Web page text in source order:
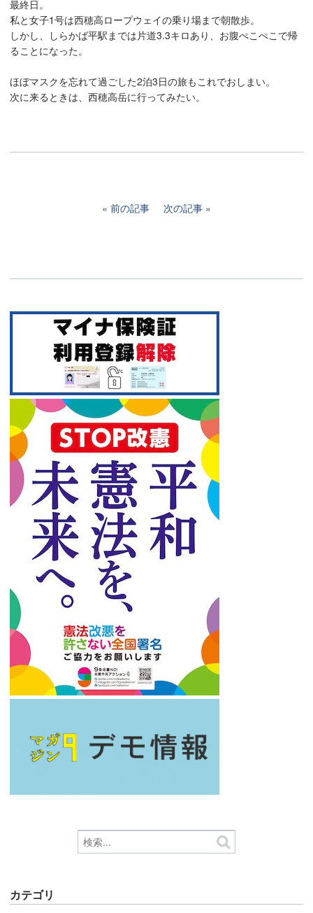
最終日。
私と女子1号は西穂高ロープウェイの乗り場まで朝散歩。
しかし、しらかば平駅までは片道3.3キロあり、お腹ぺこぺこで帰
ることになった。
ほぼマスクを忘れて過ごした2泊3日の旅もこれでおしまい。
次に来るときは、西穂高岳に行ってみたい。
前の記事 次の記事
カテゴリ